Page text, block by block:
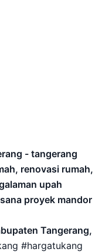
- tangerang
renovasi rumah,
upah
proyek mandor
Tangerang,
#hargatukang